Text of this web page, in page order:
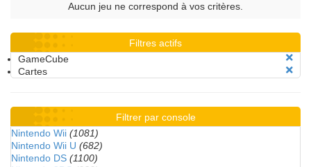
Aucun jeu ne correspond à vos critères.
Filtres actifs
GameCube
Cartes
Filtrer par console
Nintendo Wii (1081)
Nintendo Wii U (682)
Nintendo DS (1100)